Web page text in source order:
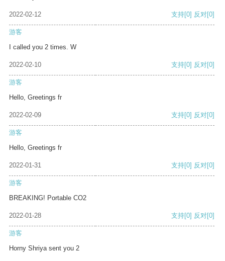
2022-02-12 支持[0] 反对[0]
游客
I called you 2 times. W
2022-02-10 支持[0] 反对[0]
游客
Hello, Greetings fr
2022-02-09 支持[0] 反对[0]
游客
Hello, Greetings fr
2022-01-31 支持[0] 反对[0]
游客
BREAKING! Portable CO2
2022-01-28 支持[0] 反对[0]
游客
Horny Shriya sent you 2